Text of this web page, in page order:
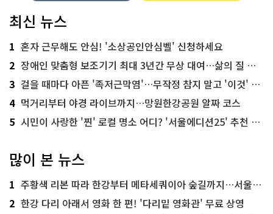
최신 뉴스
1 혼자 근무해도 안심! '소상공인안심벨' 신청하세요
2 장애인 맞춤형 보조기기 최대 3년간 무상 대여…삶의 질 높인다
3 걸을 때마다 아픈 '족저근막염'…무작정 참지 말고 '이것' 해보세요!
4 먹거리부터 야경 라이브까지…망원한강공원 알짜 코스
5 시민이 사랑한 '찐' 로컬 명소 어디? '서울에디션25' 추천 코스
많이 본 뉴스
1 주황색 리본 따라 한강부터 메타세쿼이아 숲길까지…서울둘레길 15코스
2 한강 다리 아래서 영화 한 편! '다리밑 영화관' 무료 상영